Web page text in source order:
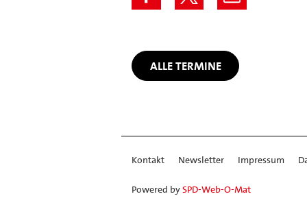
ALLE TERMINE
Kontakt Newsletter Impressum
Powered bySPD-Web-O-Mat